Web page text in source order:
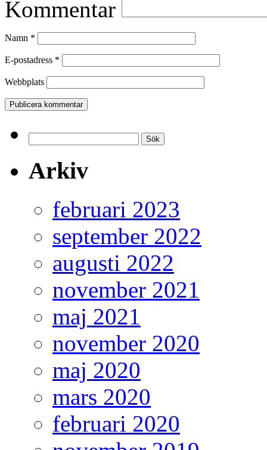
Kommentar
Namn *
E-postadress *
Webbplats
efter:
Arkiv
februari 2023
september 2022
augusti 2022
november 2021
maj 2021
november 2020
maj 2020
mars 2020
februari 2020